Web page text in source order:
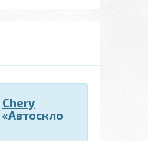
Chery
«Автоскло